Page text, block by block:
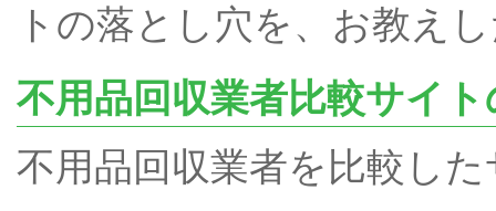
トの落とし穴を、お教え
不用品回収業者比較サイ
不用品回収業者を比較し